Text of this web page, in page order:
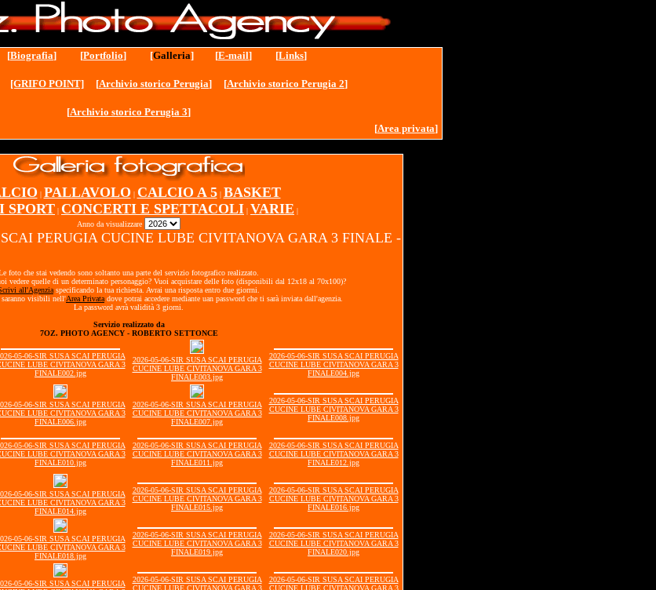
Biografia] [Portfolio] [Galleria] [E-mail] [Links]
[GRIFO POINT] [Archivio storico Perugia] [Archivio storico Perugia 2]
[Archivio storico Perugia 3]
[Area privata]
| PALLAVOLO | CALCIO A 5| BASKET
SPORT | CONCERTI E SPETTACOLI | VARIE |
Anno da visualizzare
SCAI PERUGIA CUCINE LUBE CIVITANOVA GARA 3 FINALE -
foto che stai vedendo sono soltanto una parte del servizio fotografico realizzato.
vedere quelle di un determinato personaggio? Vuoi acquistare delle foto (disponibili dal 12x18 al 70x100)?
all'Agenzia specificando la tua richiesta. Avrai una risposta entro due giorrni.
visibili nell'Area Privata dove potrai accedere mediante uan password che ti sarà inviata dall'agenzia.
La password avrà validità 3 giorni.
Servizio realizzato da
7OZ. PHOTO AGENCY - ROBERTO SETTONCE
05-06-SIR SUSA SCAI PERUGIA
LUBE CIVITANOVA GARA 3
FINALE002.jpg
2026-05-06-SIR SUSA SCAI PERUGIA
CUCINE LUBE CIVITANOVA GARA 3
FINALE003.jpg
2026-05-06-SIR SUSA SCAI PERUGIA
CUCINE LUBE CIVITANOVA GARA 3
FINALE004.jpg
05-06-SIR SUSA SCAI PERUGIA
LUBE CIVITANOVA GARA 3
FINALE006.jpg
2026-05-06-SIR SUSA SCAI PERUGIA
CUCINE LUBE CIVITANOVA GARA 3
FINALE007.jpg
2026-05-06-SIR SUSA SCAI PERUGIA
CUCINE LUBE CIVITANOVA GARA 3
FINALE008.jpg
05-06-SIR SUSA SCAI PERUGIA
LUBE CIVITANOVA GARA 3
FINALE010.jpg
2026-05-06-SIR SUSA SCAI PERUGIA
CUCINE LUBE CIVITANOVA GARA 3
FINALE011.jpg
2026-05-06-SIR SUSA SCAI PERUGIA
CUCINE LUBE CIVITANOVA GARA 3
FINALE012.jpg
05-06-SIR SUSA SCAI PERUGIA
LUBE CIVITANOVA GARA 3
FINALE014.jpg
2026-05-06-SIR SUSA SCAI PERUGIA
CUCINE LUBE CIVITANOVA GARA 3
FINALE015.jpg
2026-05-06-SIR SUSA SCAI PERUGIA
CUCINE LUBE CIVITANOVA GARA 3
FINALE016.jpg
05-06-SIR SUSA SCAI PERUGIA
LUBE CIVITANOVA GARA 3
FINALE018.jpg
2026-05-06-SIR SUSA SCAI PERUGIA
CUCINE LUBE CIVITANOVA GARA 3
FINALE019.jpg
2026-05-06-SIR SUSA SCAI PERUGIA
CUCINE LUBE CIVITANOVA GARA 3
FINALE020.jpg
05-06-SIR SUSA SCAI PERUGIA
2026-05-06-SIR SUSA SCAI PERUGIA
CUCINE LUBE CIVITANOVA GARA 3
2026-05-06-SIR SUSA SCAI PERUGIA
CUCINE LUBE CIVITANOVA GARA 3